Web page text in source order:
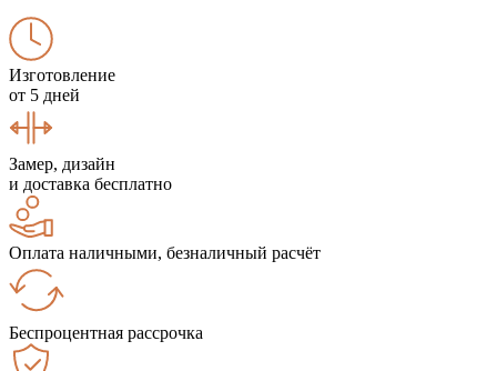
Изготовление
от 5 дней
Замер, дизайн
и доставка бесплатно
Оплата наличными, безналичный расчёт
Беспроцентная рассрочка